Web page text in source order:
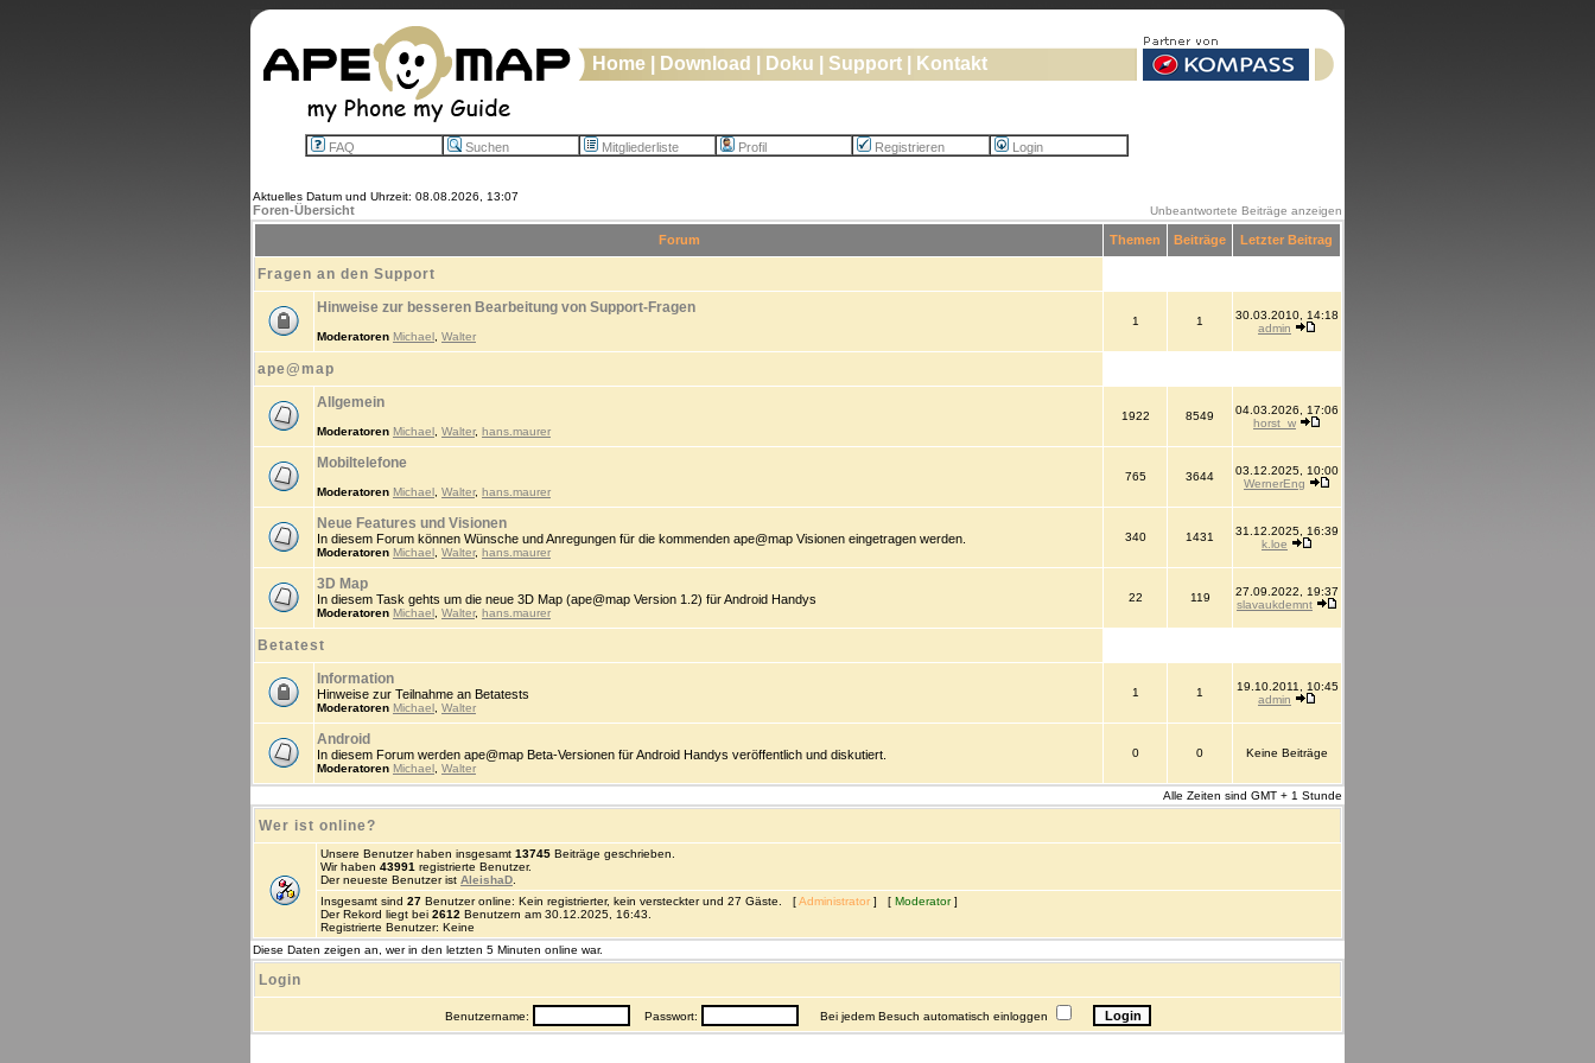
Home Download Doku Support Kontakt
FAQ Suchen Mitgliederliste Profil Registrieren Login
Aktuelles Datum und Uhrzeit: 08.08.2026, 13:07
Foren-Übersicht Unbeantwortete Beiträge anzeigen
Forum Themen Beiträge Letzter Beitrag
Fragen an den Support
Hinweise zur besseren Bearbeitung von Support-Fragen
Moderatoren Michael Walter
1 1
30.03.2010, 14:18
admin
ape@map
Allgemein
Moderatoren Michael Walter, hans.maurer
1922 8549
04.03.2026, 17:06
horst_w
Mobiltelefone
Moderatoren Michael Walter, hans.maurer
765 3644
03.12.2025, 10:00
WernerEng
Neue Features und Visionen
In diesem Forum können Wünsche und Anregungen für die kommenden ape@map Visionen eingetragen werden.
Moderatoren Michael Walter, hans.maurer
340 1431
31.12.2025, 16:39
k.loe
3D Map
In diesem Task gehts um die neue 3D Map (ape@map Version 1.2) für Android Handys
Moderatoren Michael Walter, hans.maurer
22 119
27.09.2022, 19:37
slavaukdemnt
Betatest
Information
Hinweise zur Teilnahme an Betatests
Moderatoren Michael Walter
1 1
19.10.2011, 10:45
admin
Android
In diesem Forum werden ape@map Beta-Versionen für Android Handys veröffentlich und diskutiert.
Moderatoren Michael Walter
0 0 Keine Beiträge
Alle Zeiten sind GMT + 1 Stunde
Wer ist online?
Unsere Benutzer haben insgesamt 13745 Beiträge geschrieben.
Wir haben 43991 registrierte Benutzer.
Der neueste Benutzer ist AleishaD
Insgesamt sind 27 Benutzer online: Kein registrierter, kein versteckter und 27 Gäste. [Administrator ] [ Moderator]
Der Rekord liegt bei 2612 Benutzern am 30.12.2025, 16:43.
Registrierte Benutzer: Keine
Diese Daten zeigen an, wer in den letzten 5 Minuten online war.
Login
Benutzername: Passwort: Bei jedem Besuch automatisch einloggen